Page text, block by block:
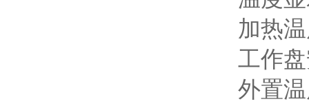
加热温
工作盘
外置温